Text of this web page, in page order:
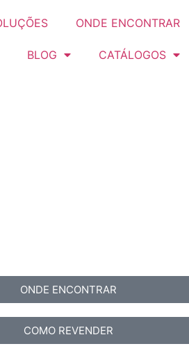
ONDE ENCONTRAR
BLOG CATÁLOGOS
ONDE ENCONTRAR
COMO REVENDER